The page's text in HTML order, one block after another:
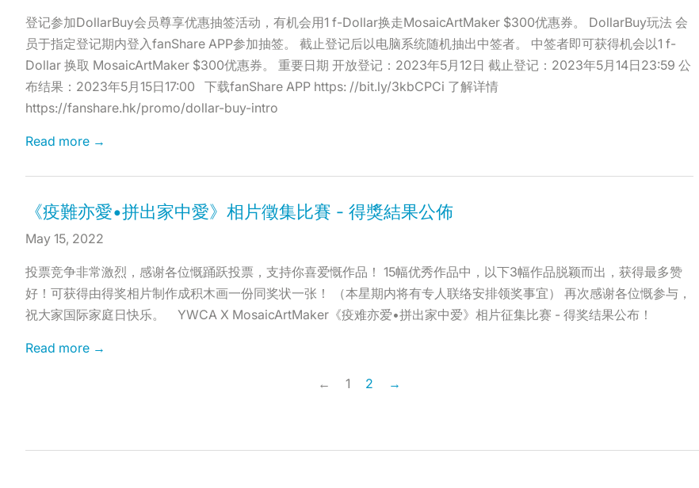
登记参加DollarBuy会员尊享优惠抽签活动，有机会用1 f-Dollar换走MosaicArtMaker $300优惠券。 DollarBuy玩法 会
员于指定登记期内登入fanShare APP参加抽签。 截止登记后以电脑系统随机抽出中签者。 中签者即可获得机会以1 f-
Dollar 换取 MosaicArtMaker $300优惠券。 重要日期 开放登记：2023年5月12日 截止登记：2023年5月14日23:59 公
布结果：2023年5月15日17:00 下载fanShare APP https: //bit.ly/3kbCPCi 了解详情
https://fanshare.hk/promo/dollar-buy-intro
Read more →
《疫難亦愛•拼出家中愛》相片徵集比賽 - 得獎結果公佈
May 15, 2022
投票竞争非常激烈，感谢各位慨踊跃投票，支持你喜爱慨作品！ 15幅优秀作品中，以下3幅作品脱颖而出，获得最多赞
好！可获得由得奖相片制作成积木画一份同奖状一张！ （本星期内将有专人联络安排领奖事宜） 再次感谢各位慨参与，
祝大家国际家庭日快乐。 YWCA X MosaicArtMaker《疫难亦爱•拼出家中爱》相片征集比赛 - 得奖结果公布！
Read more →
← 1 2 →